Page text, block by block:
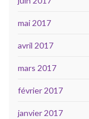
mai 2017
avril 2017
mars 2017
février 2017
janvier 2017